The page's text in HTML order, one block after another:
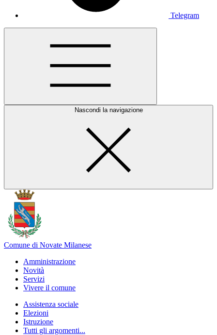
Telegram
Nascondi la navigazione
Comune di Novate Milanese
Amministrazione
Novità
Servizi
Vivere il comune
Assistenza sociale
Elezioni
Istruzione
Tutti gli argomenti...